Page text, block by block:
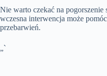
Nie warto czekać na pogorszenie
wczesna interwencja może
przebarwień.
„`